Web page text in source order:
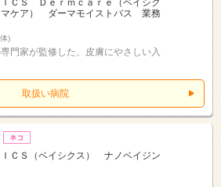
ＩＣＳ Ｄｅｒｍｃａｒｅ（ベイシク
マケア） ダーマモイストバス 業務
)
門家が監修した、皮膚にやさしい入
取扱い病院
ＩＣＳ（ベイシクス） ナノベイジン